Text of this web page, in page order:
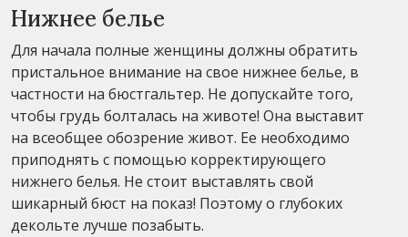
Нижнее белье
Для начала полные женщины должны обратить
пристальное внимание на свое нижнее белье, в
частности на бюстгальтер. Не допускайте того,
чтобы грудь болталась на животе! Она выставит
на всеобщее обозрение живот. Ее необходимо
приподнять с помощью корректирующего
нижнего белья. Не стоит выставлять свой
шикарный бюст на показ! Поэтому о глубоких
декольте лучше позабыть.